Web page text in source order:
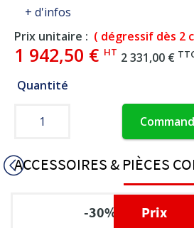
+ d'infos
Prix unitaire : ( dégressif dès 2
1 942,50 € HT 2 331,00 €
Quantité
ACCESSOIRES & PIÈCES
Prix
-30%